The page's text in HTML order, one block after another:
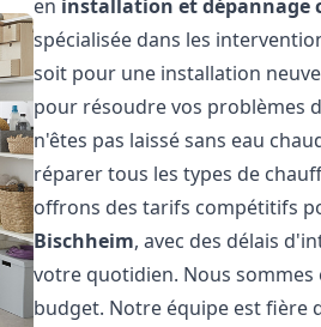
en installation et dépannage
spécialisée dans les
soit pour une installation
pour résoudre vos problèmes
n'êtes pas laissé sans eau
réparer tous les types de
offrons des tarifs compétitifs
Bischheim, avec des délais
votre quotidien. Nous
budget. Notre équipe est fière